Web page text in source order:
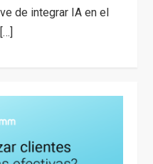
de integrar IA en el